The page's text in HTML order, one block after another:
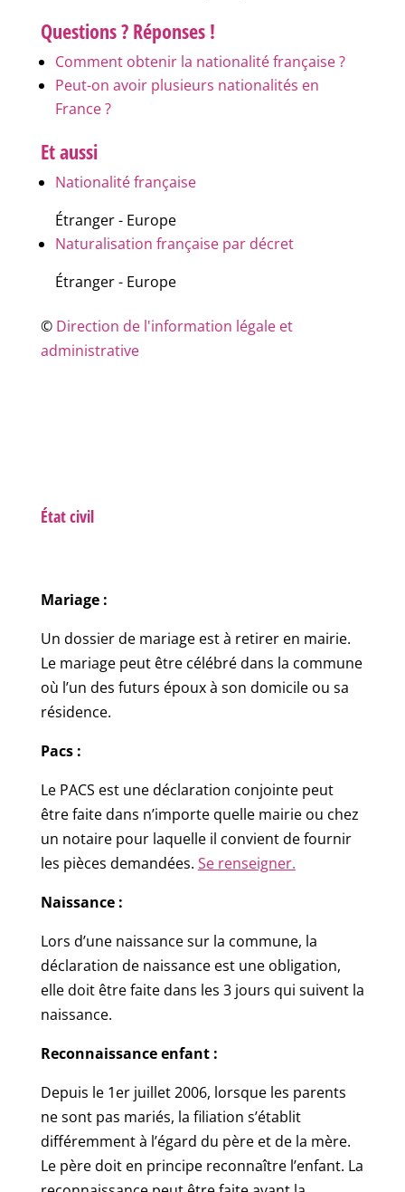
Questions ? Réponses !
Comment obtenir la nationalité française ?
Peut-on avoir plusieurs nationalités en
France ?
Et aussi
Nationalité française
Étranger - Europe
Naturalisation française par décret
Étranger - Europe
© Direction de l'information légale et
administrative
État civil
Mariage :
Un dossier de mariage est à retirer en mairie.
Le mariage peut être célébré dans la commune
où l’un des futurs époux à son domicile ou sa
résidence.
Pacs :
Le PACS est une déclaration conjointe peut
être faite dans n’importe quelle mairie ou chez
un notaire pour laquelle il convient de fournir
les pièces demandées. Se renseigner.
Naissance :
Lors d’une naissance sur la commune, la
déclaration de naissance est une obligation,
elle doit être faite dans les 3 jours qui suivent la
naissance.
Reconnaissance enfant :
Depuis le 1er juillet 2006, lorsque les parents
ne sont pas mariés, la filiation s’établit
différemment à l’égard du père et de la mère.
Le père doit en principe reconnaître l’enfant. La